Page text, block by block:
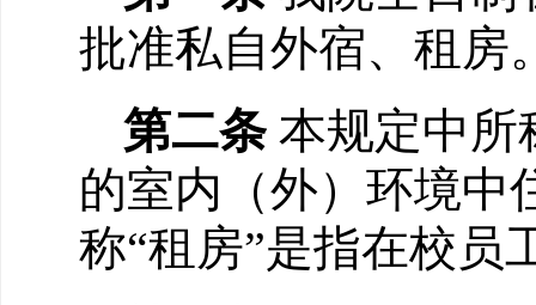
批准私自外宿、租房
第二条 本规定中 所
的室内（外）环境中
称“租房”是指在校员